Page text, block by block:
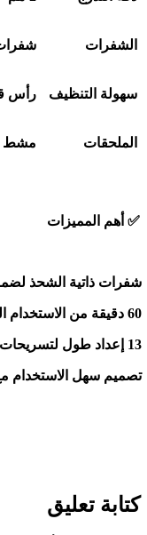
الشفرات شفرات
سهولة التنظيف رأس
الملحقات مشط
✅ أهم المميزات
شفرات ذاتية الشحذ
60 دقيقة من الاستخدام
13 إعداد طول
تصميم سهل الاستخدام
كتابة تعليق